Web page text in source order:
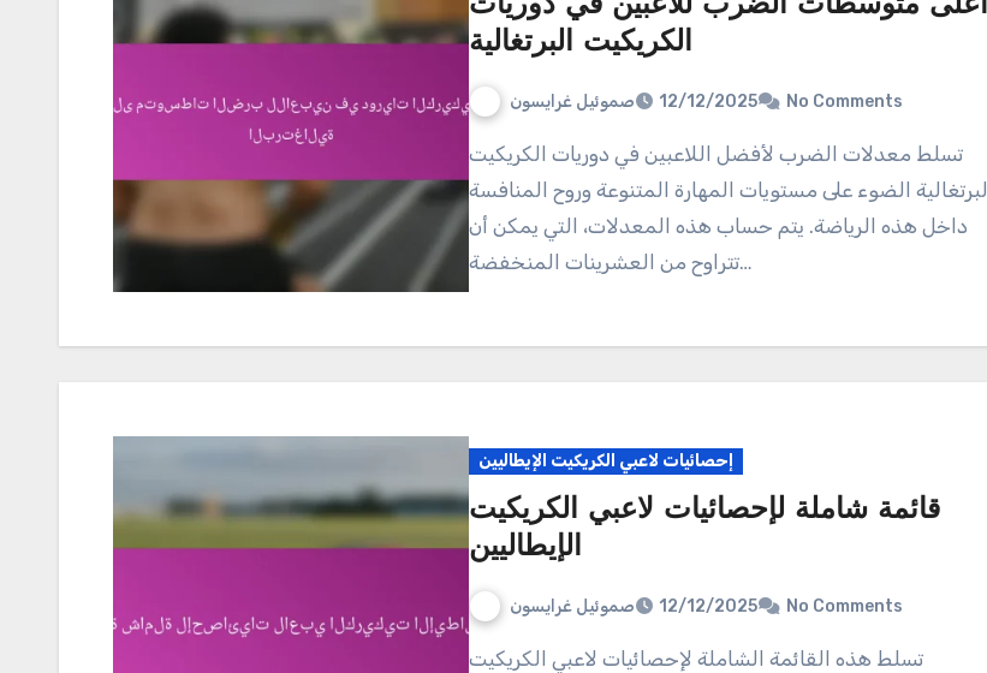
الكريكيت البرتغالية
صموئيل غرايسون 12/12/2025 No Comments
تسلط معدلات الضرب لأفضل اللاعبين في دوريات الكريكيت
البرتغالية الضوء على مستويات المهارة المتنوعة وروح المنافسة
داخل هذه الرياضة. يتم حساب هذه المعدلات، التي يمكن أن
تتراوح من العشرينات المنخفضة…
إحصائيات لاعبي الكريكيت الإيطاليين
قائمة شاملة لإحصائيات لاعبي الكريكيت
الإيطاليين
صموئيل غرايسون 12/12/2025 No Comments
تسلط هذه القائمة الشاملة لإحصائيات لاعبي الكريكيت